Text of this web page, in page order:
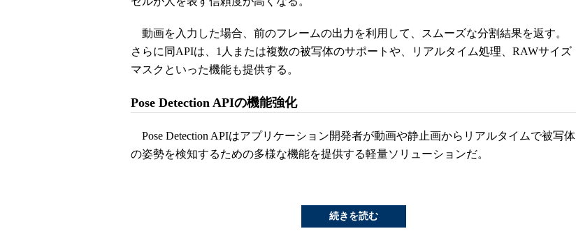
動画を入力した場合、前のフレームの出力を利用して、スムーズな分割結果を返す。
さらに同APIは、1人または複数の被写体のサポートや、リアルタイム処理、RAWサイズ
マスクといった機能も提供する。
Pose Detection APIの機能強化
Pose Detection APIはアプリケーション開発者が動画や静止画からリアルタイムで被写体
の姿勢を検知するための多様な機能を提供する軽量ソリューションだ。
続きを読む